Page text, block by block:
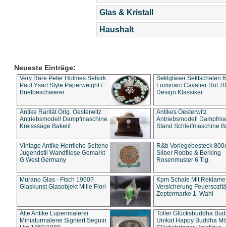
Glas & Kristall
Haushalt
Neueste Einträge:
Very Rare Peter Holmes Selkirk
Paul Ysart Style Paperweight /
Briefbeschwerer
Sektgläser Sektschalen
Luminarc Cavalier Rot
Design Klassiker
Antike Rarität Orig. Oesterwitz
Antriebsmodell Dampfmaschine
Kreisssäge Bakelit
Antikes Oesterwitz
Antriebsmodell
Stand Schleifmaschine
Vintage Antike Herrliche Seltene
Jugendstil Wandfliese Gemarkt
G West Germany
R&b Vorlegebesteck
Silber Robbe & Berking
Rosenmuster 6 Tlg.
Murano Glas - Fisch 1960?
Glaskunst Glasobjekt Mille Fiori
Kpm Schale Mit Reklame
Versicherung
Zeptermarke 1. Wahl
Alte Antike Lupenmalerei
Miniaturmalerei Signiert Seguin
Toller Glücksbuddha
Unikat Happy Buddha